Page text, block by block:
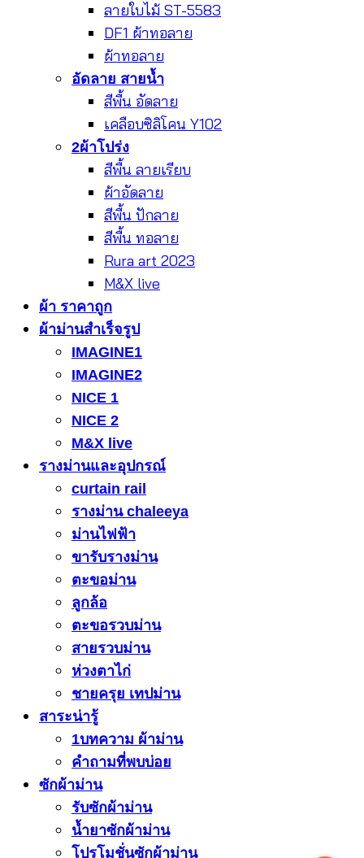
ลายใบไม้ ST-5583
DF1 ผ้าทอลาย
ผ้าทอลาย
อัดลาย สายน้ำ
สีพื้น อัดลาย
เคลือบซิลิโคน Y102
2ผ้าโปร่ง
สีพื้น ลายเรียบ
ผ้าอัดลาย
สีพื้น ปักลาย
สีพื้น ทอลาย
Rura art 2023
M&X live
ผ้า ราคาถูก
ผ้าม่านสำเร็จรูป
IMAGINE1
IMAGINE2
NICE 1
NICE 2
M&X live
รางม่านและอุปกรณ์
curtain rail
รางม่าน chaleeya
ม่านไฟฟ้า
ขารับรางม่าน
ตะขอม่าน
ลูกล้อ
ตะขอรวบม่าน
สายรวบม่าน
ห่วงตาไก่
ชายครุย เทปม่าน
สาระน่ารู้
1บทความ ผ้าม่าน
คำถามที่พบบ่อย
ซักผ้าม่าน
รับซักผ้าม่าน
น้ำยาซักผ้าม่าน
โปรโมชั่นซักผ้าม่าน